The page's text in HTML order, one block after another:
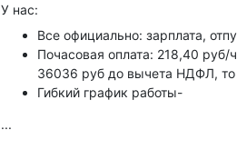
У нас:
Все официально: зарплата,
Почасовая оплата: 218,40
36036 руб до вычета НДФЛ,
Гибкий график работы-
...